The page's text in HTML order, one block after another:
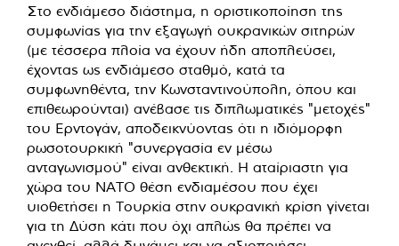
Στο ενδιάμεσο διάστημα, η οριστικοποίηση της
συμφωνίας για την εξαγωγή ουκρανικών σιτηρών
(με τέσσερα πλοία να έχουν ήδη αποπλεύσει,
έχοντας ως ενδιάμεσο σταθμό, κατά τα
συμφωνηθέντα, την Κωνσταντινούπολη, όπου και
επιθεωρούνται) ανέβασε τις διπλωματικές "μετοχές"
του Ερντογάν, αποδεικνύοντας ότι η ιδιόμορφη
ρωσοτουρκική "συνεργασία εν μέσω
ανταγωνισμού" είναι ανθεκτική. Η αταίριαστη για
χώρα του ΝΑΤΟ θέση ενδιαμέσου που έχει
υιοθετήσει η Τουρκία στην ουκρανική κρίση γίνεται
για τη Δύση κάτι που όχι απλώς θα πρέπει να